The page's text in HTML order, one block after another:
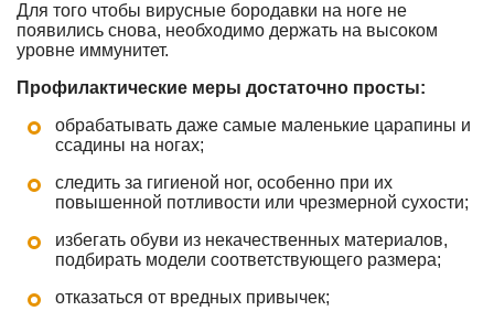
Для того чтобы вирусные бородавки на ноге не
появились снова, необходимо держать на высоком
уровне иммунитет.
Профилактические меры достаточно просты:
обрабатывать даже самые маленькие царапины и
ссадины на ногах;
следить за гигиеной ног, особенно при их
повышенной потливости или чрезмерной сухости;
избегать обуви из некачественных материалов,
подбирать модели соответствующего размера;
отказаться от вредных привычек;